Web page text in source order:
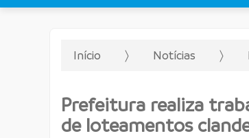
Início Notícias
Prefeitura realiza
de loteamentos